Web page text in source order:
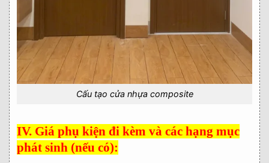
Cấu tạo cửa nhựa composite
IV. Giá phụ kiện đi kèm và các hạng mục
phát sinh (nếu có):